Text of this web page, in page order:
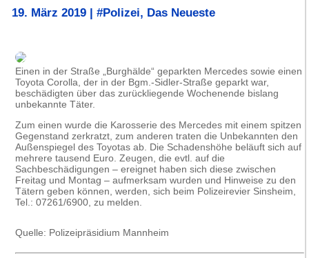
19. März 2019 | #Polizei, Das Neueste
Einen in der Straße „Burghälde“ geparkten Mercedes sowie einen
Toyota Corolla, der in der Bgm.-Sidler-Straße geparkt war,
beschädigten über das zurückliegende Wochenende bislang
unbekannte Täter.
Zum einen wurde die Karosserie des Mercedes mit einem spitzen
Gegenstand zerkratzt, zum anderen traten die Unbekannten den
Außenspiegel des Toyotas ab. Die Schadenshöhe beläuft sich auf
mehrere tausend Euro. Zeugen, die evtl. auf die
Sachbeschädigungen – ereignet haben sich diese zwischen
Freitag und Montag – aufmerksam wurden und Hinweise zu den
Tätern geben können, werden, sich beim Polizeirevier Sinsheim,
Tel.: 07261/6900, zu melden.
Quelle: Polizeipräsidium Mannheim